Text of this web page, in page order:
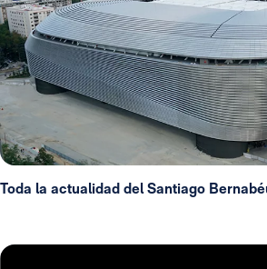
Toda la actualidad del Santiago